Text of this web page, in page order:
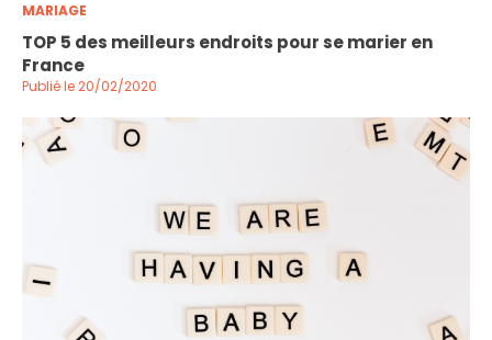
MARIAGE
TOP 5 des meilleurs endroits pour se marier en
France
Publié le 20/02/2020